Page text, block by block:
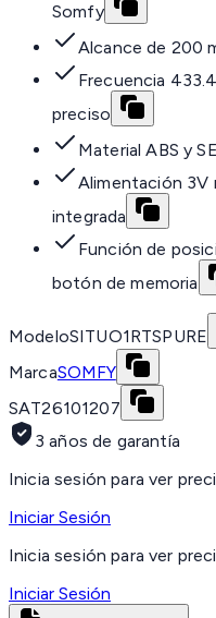
Somfy
Alcance de 200
Frecuencia
preciso
Material ABS y
Alimentación 3V
integrada
Función de
botón de memoria
ModeloSITUO1RTSPURE
MarcaSOMFY
SAT26101207
3 años de garantía
Inicia sesión para ver
Iniciar Sesión
Inicia sesión para ver
Iniciar Sesión